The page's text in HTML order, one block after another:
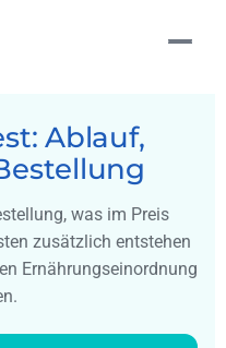
Ablauf,
was im Preis
zusätzlich entstehen
Ernährungseinordnung